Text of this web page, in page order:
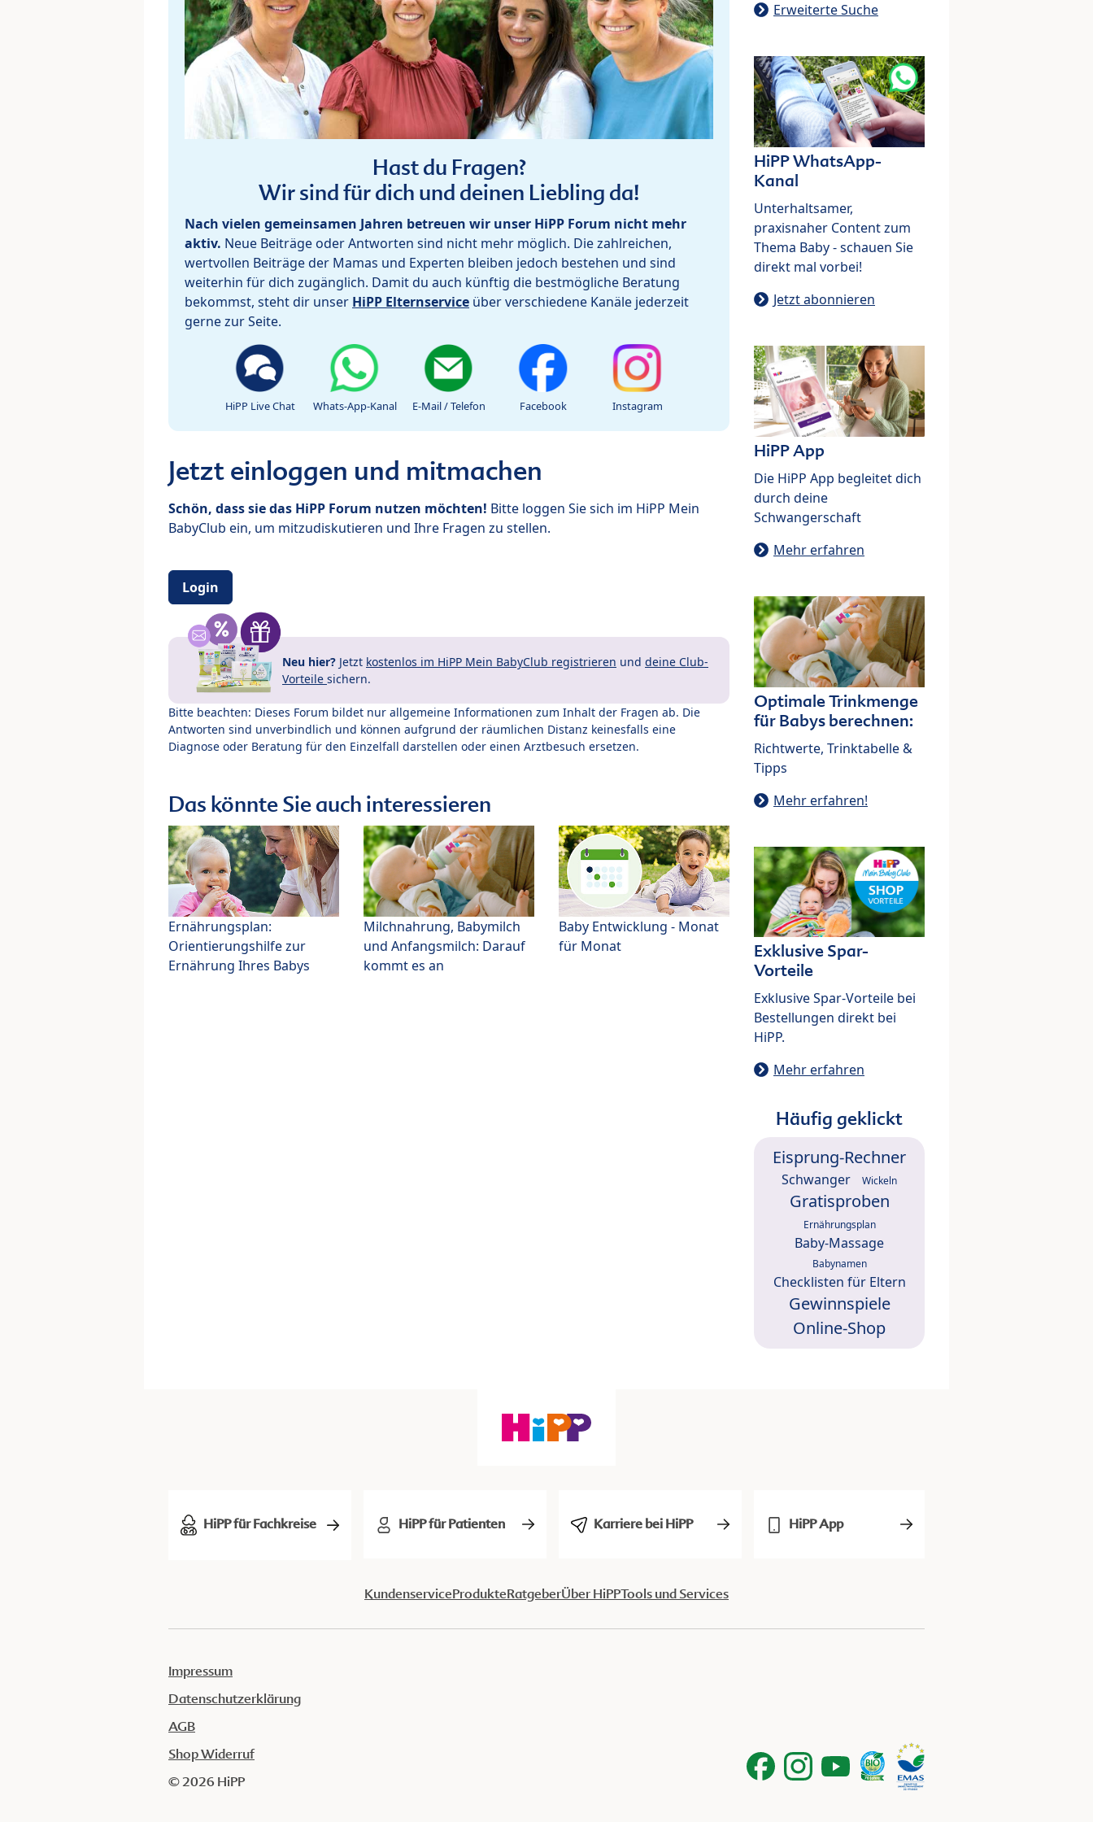
Hast du Fragen?
Wir sind für dich und deinen Liebling da!
Nach vielen gemeinsamen Jahren betreuen wir unser HiPP Forum nicht mehr
aktiv. Neue Beiträge oder Antworten sind nicht mehr möglich. Die zahlreichen,
wertvollen Beiträge der Mamas und Experten bleiben jedoch bestehen und sind
weiterhin für dich zugänglich. Damit du auch künftig die bestmögliche Beratung
bekommst, steht dir unser HiPP Elternservice über verschiedene Kanäle jederzeit
gerne zur Seite.
HiPP Live Chat Whats-App-Kanal E-Mail / Telefon Facebook Instagram
Jetzt einloggen und mitmachen
Schön, dass sie das HiPP Forum nutzen möchten! Bitte loggen Sie sich im HiPP Mein
BabyClub ein, um mitzudiskutieren und Ihre Fragen zu stellen.
Login
Neu hier? Jetzt kostenlos im HiPP Mein BabyClub registrieren und deine Club-
Vorteile sichern.
Bitte beachten: Dieses Forum bildet nur allgemeine Informationen zum Inhalt der Fragen ab. Die
Antworten sind unverbindlich und können aufgrund der räumlichen Distanz keinesfalls eine
Diagnose oder Beratung für den Einzelfall darstellen oder einen Arztbesuch ersetzen.
Das könnte Sie auch interessieren
Ernährungsplan:
Orientierungshilfe zur
Ernährung Ihres Babys
Milchnahrung, Babymilch
und Anfangsmilch: Darauf
kommt es an
Baby Entwicklung - Monat
für Monat
Erweiterte Suche
HiPP WhatsApp-
Kanal
Unterhaltsamer,
praxisnaher Content zum
Thema Baby - schauen Sie
direkt mal vorbei!
Jetzt abonnieren
HiPP App
Die HiPP App begleitet dich
durch deine
Schwangerschaft
Mehr erfahren
Optimale Trinkmenge
für Babys berechnen:
Richtwerte, Trinktabelle &
Tipps
Mehr erfahren!
Exklusive Spar-
Vorteile
Exklusive Spar-Vorteile bei
Bestellungen direkt bei
HiPP.
Mehr erfahren
Häufig geklickt
Eisprung-Rechner
Schwanger Wickeln
Gratisproben
Ernährungsplan
Baby-Massage
Babynamen
Checklisten für Eltern
Gewinnspiele
Online-Shop
HiPP für Fachkreise HiPP für Patienten Karriere bei HiPP HiPP App
KundenserviceProdukteRatgeberÜber HiPPTools und Services
Impressum
Datenschutzerklärung
AGB
Shop Widerruf
© 2026 HiPP